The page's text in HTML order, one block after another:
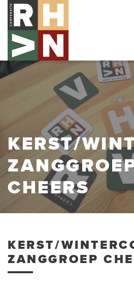
KERST/
CHEERS
KERST/
ZANGGROEP